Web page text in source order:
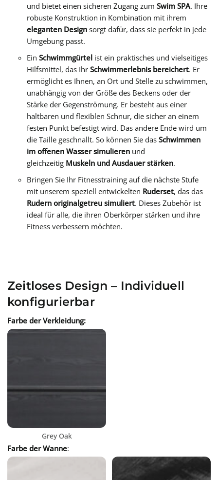
und bietet einen sicheren Zugang zum Swim SPA. Ihre
robuste Konstruktion in Kombination mit ihrem
eleganten Design sorgt dafür, dass sie perfekt in jede
Umgebung passt.
Ein Schwimmgürtel ist ein praktisches und vielseitiges
Hilfsmittel, das Ihr Schwimmerlebnis bereichert. Er
ermöglicht es Ihnen, an Ort und Stelle zu schwimmen,
unabhängig von der Größe des Beckens oder der
Stärke der Gegenströmung. Er besteht aus einer
haltbaren und flexiblen Schnur, die sicher an einem
festen Punkt befestigt wird. Das andere Ende wird um
die Taille geschnallt. So können Sie das Schwimmen
im offenen Wasser simulieren und
gleichzeitig Muskeln und Ausdauer stärken.
Bringen Sie Ihr Fitnesstraining auf die nächste Stufe
mit unserem speziell entwickelten Ruderset, das das
Rudern originalgetreu simuliert. Dieses Zubehör ist
ideal für alle, die ihren Oberkörper stärken und ihre
Fitness verbessern möchten.
Zeitloses Design – Individuell
konfigurierbar
Farbe der Verkleidung:
Grey Oak
Farbe der Wanne: